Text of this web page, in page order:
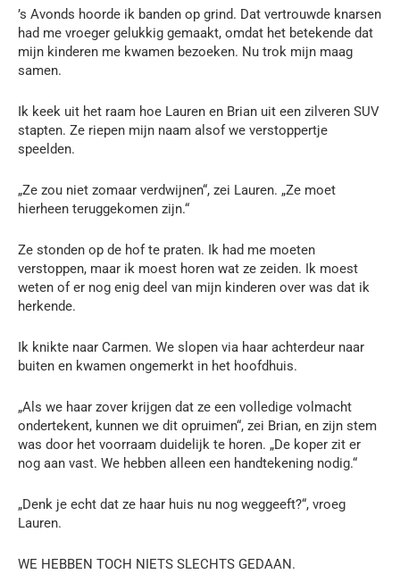
’s Avonds hoorde ik banden op grind. Dat vertrouwde knarsen
had me vroeger gelukkig gemaakt, omdat het betekende dat
mijn kinderen me kwamen bezoeken. Nu trok mijn maag
samen.
Ik keek uit het raam hoe Lauren en Brian uit een zilveren SUV
stapten. Ze riepen mijn naam alsof we verstoppertje
speelden.
„Ze zou niet zomaar verdwijnen“, zei Lauren. „Ze moet
hierheen teruggekomen zijn.“
Ze stonden op de hof te praten. Ik had me moeten
verstoppen, maar ik moest horen wat ze zeiden. Ik moest
weten of er nog enig deel van mijn kinderen over was dat ik
herkende.
Ik knikte naar Carmen. We slopen via haar achterdeur naar
buiten en kwamen ongemerkt in het hoofdhuis.
„Als we haar zover krijgen dat ze een volledige volmacht
ondertekent, kunnen we dit opruimen“, zei Brian, en zijn stem
was door het voorraam duidelijk te horen. „De koper zit er
nog aan vast. We hebben alleen een handtekening nodig.“
„Denk je echt dat ze haar huis nu nog weggeeft?“, vroeg
Lauren.
WE HEBBEN TOCH NIETS SLECHTS GEDAAN.